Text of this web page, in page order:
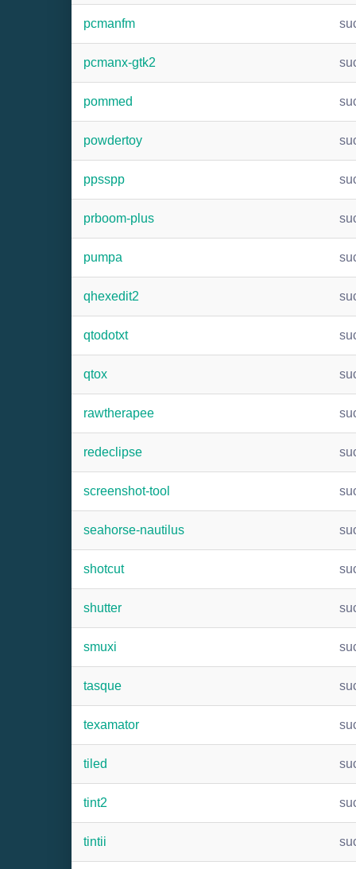
pcmanfm
pcmanx-gtk2
pommed
powdertoy
ppsspp
prboom-plus
pumpa
qhexedit2
qtodotxt
qtox
rawtherapee
redeclipse
screenshot-tool
seahorse-nautilus
shotcut
shutter
smuxi
tasque
texamator
tiled
tint2
tintii